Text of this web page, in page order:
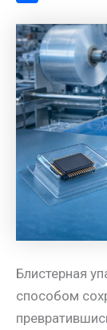
m
a
s
s
n
i
i
A
p
p
e
r
e
s
t
a
i
l
т
п
р
а
в
т
Блистерная
способом